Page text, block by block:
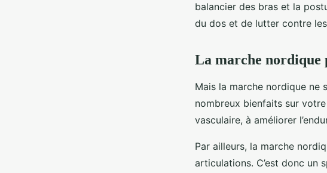
balancier des bras et la
du dos et de lutter contre
La marche nordique
Mais la marche nordique ne
nombreux bienfaits sur
vasculaire, à améliorer
Par ailleurs, la marche
articulations. C’est donc un